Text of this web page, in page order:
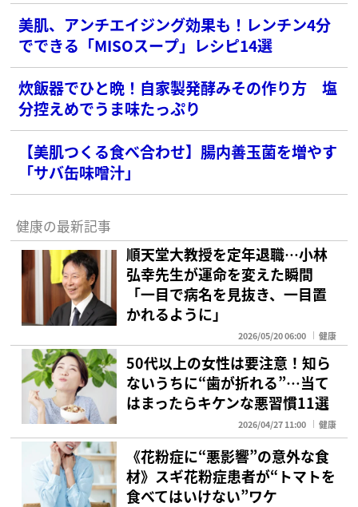
美肌、アンチエイジング効果も！レンチン4分
でできる「MISOスープ」レシピ14選
炊飯器でひと晩！自家製発酵みその作り方 塩
分控えめでうま味たっぷり
【美肌つくる食べ合わせ】腸内善玉菌を増やす
「サバ缶味噌汁」
健康の最新記事
順天堂大教授を定年退職…小林
弘幸先生が運命を変えた瞬間
「一目で病名を見抜き、一目置
かれるように」
2026/05/20 06:00 健康
50代以上の女性は要注意！知ら
ないうちに“歯が折れる”…当て
はまったらキケンな悪習慣11選
2026/04/27 11:00 健康
《花粉症に“悪影響”の意外な食
材》スギ花粉症患者が“トマトを
食べてはいけない”ワケ